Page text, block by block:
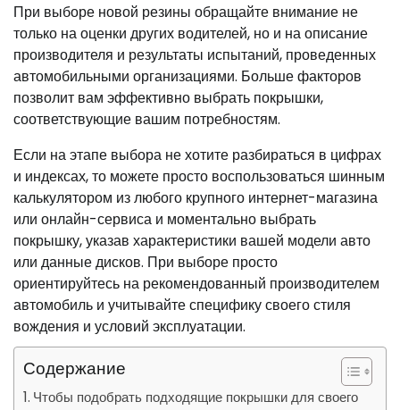
При выборе новой резины обращайте внимание не
только на оценки других водителей, но и на описание
производителя и результаты испытаний, проведенных
автомобильными организациями. Больше факторов
позволит вам эффективно выбрать покрышки,
соответствующие вашим потребностям.
Если на этапе выбора не хотите разбираться в цифрах
и индексах, то можете просто воспользоваться шинным
калькулятором из любого крупного интернет-магазина
или онлайн-сервиса и моментально выбрать
покрышку, указав характеристики вашей модели авто
или данные дисков. При выборе просто
ориентируйтесь на рекомендованный производителем
автомобиль и учитывайте специфику своего стиля
вождения и условий эксплуатации.
Содержание
Чтобы подобрать подходящие покрышки для своего